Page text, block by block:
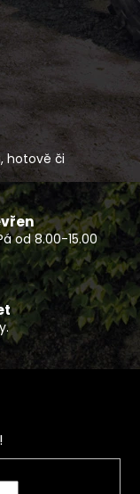
hotově či
od 8.00-15.00